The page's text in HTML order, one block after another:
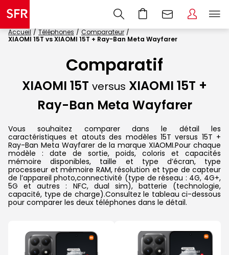
Accueil Téléphones
Comparateur
XIAOMI 15T vs XIAOMI 15T + Ray-Ban Meta Wayfarer
Comparatif
XIAOMI 15T versus XIAOMI 15T +
Ray-Ban Meta Wayfarer
Vous souhaitez comparer dans le détail les
caractéristiques et atouts des modèles 15T versus 15T +
Ray-Ban Meta Wayfarer de la marque XIAOMI.Pour chaque
modèle : date de sortie, poids, coloris et capacités
mémoire disponibles, taille et type d’écran, type
processeur et mémoire RAM, résolution et type de capteur
de l’appareil photo,connectivité (type de réseau : 4G, 4G+,
5G et autres : NFC, dual sim), batterie (technologie,
capacité, type de charge).Consultez le tableau ci-dessous
pour comparer les deux téléphones dans le détail.